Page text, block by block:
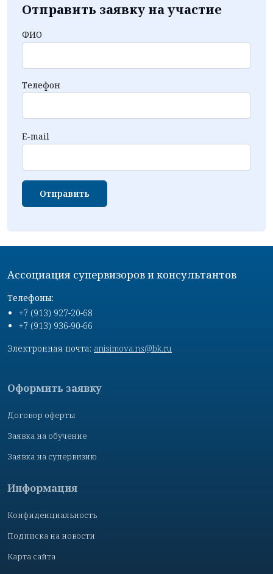
Отправить заявку на участие
ФИО
Телефон
E-mail
Отправить
Ассоциация супервизоров и консультантов
Телефоны:
+7 (913) 927-20-68
+7 (913) 936-90-66
Электронная почта: anisimova.ns@bk.ru
Оформить заявку
Договор оферты
Заявка на обучение
Заявка на супервизию
Информация
Конфиденциальность
Подписка на новости
Карта сайта